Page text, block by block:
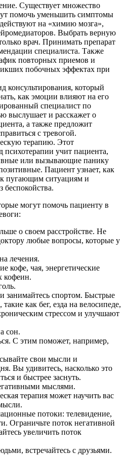
Существует множество
помочь уменьшить симптомы
на «химию мозга»,
Выбрать верную
врач. Принимать препарат
специалиста. Также
повторных приемов и
побочных эффектах при
консультирования, который
как эмоции влияют на его
специалист по
выслушает и расскажет о
а также предложит
с тревогой.
терапию. Этот
психотерапии учит пациента,
или вызывающие панику
Пациент узнает, как
пугающим ситуациям и
беспокойства.
могут помочь пациенту в
о своем расстройстве. Не
любые вопросы, которые у
лечения.
кофе, чая, энергетические
кофеин.
занимайтесь спортом. Быстрые
как бег, езда на велосипеде,
стрессом и улучшают
сон.
С этим поможет, например,
свои мысли и
Вы удивитесь, насколько это
и быстрее заснуть.
мыслями.
терапия может научить вас
потоки: телевидение,
Ограничьте поток негативной
увеличить поток
встречайтесь с друзьями.